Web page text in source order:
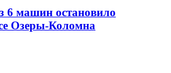
6 машин остановило
Озеры-Коломна